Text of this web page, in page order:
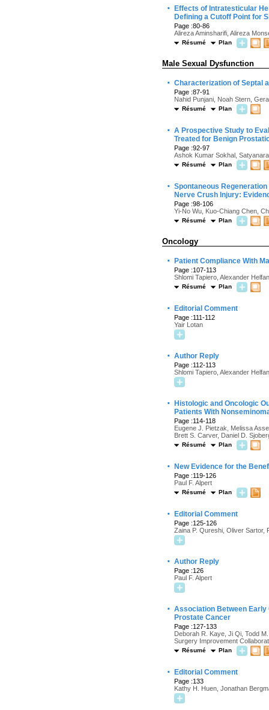
·
Effects of Intratesticular
Defining a Cutoff Point for
Page :80-86
Alireza Aminsharifi, Alireza
Résumé Plan
Male Sexual Dysfunction
· Characterization of Septal
Page :87-91
Nahid Punjani, Noah Stern,
Résumé Plan
· A Prospective Study to
Treated for Benign
Page :92-97
Ashok Kumar Sokhal,
Résumé Plan
· Spontaneous
Nerve Crush Injury:
Page :98-106
Yi-No Wu, Kuo-Chiang Chen,
Résumé Plan
Oncology
· Patient Compliance With
Page :107-113
Shlomi Tapiero, Alexander
Résumé Plan
· Editorial Comment
Page :111-112
Yair Lotan
· Author Reply
Page :112-113
Shlomi Tapiero, Alexander
·
Histologic and Oncologic
Patients With
Page :114-118
Eugene J. Pietzak, Melissa
Brett S. Carver, Daniel D.
Résumé Plan
· New Evidence for the
Page :119-126
Paul F. Alpert
Résumé Plan
· Editorial Comment
Page :125-126
Zaina P. Qureshi, Oliver Sartor,
· Author Reply
Page :126
Paul F. Alpert
· Association Between Early
Prostate Cancer
Page :127-133
Deborah R. Kaye, Ji Qi, Todd
Surgery Improvement
Résumé Plan
· Editorial Comment
Page :133
Kathy H. Huen, Jonathan